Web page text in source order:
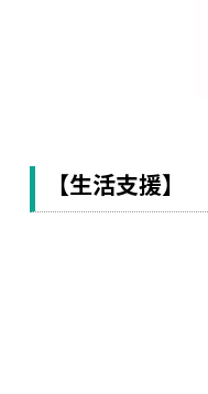
【生活支援】